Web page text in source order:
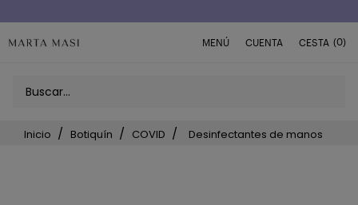
MENÚ CUENTA CESTA (0)
Inicio Botiquín COVID Desinfectantes de manos